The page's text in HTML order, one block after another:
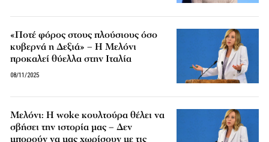
«Ποτέ φόρος στους πλούσιους όσο
κυβερνά η Δεξιά» – Η Μελόνι
προκαλεί θύελλα στην Ιταλία
08/11/2025
Μελόνι: Η woke κουλτούρα θέλει να
σβήσει την ιστορία μας – Δεν
μπορούν να μας χωρίσουν με τις